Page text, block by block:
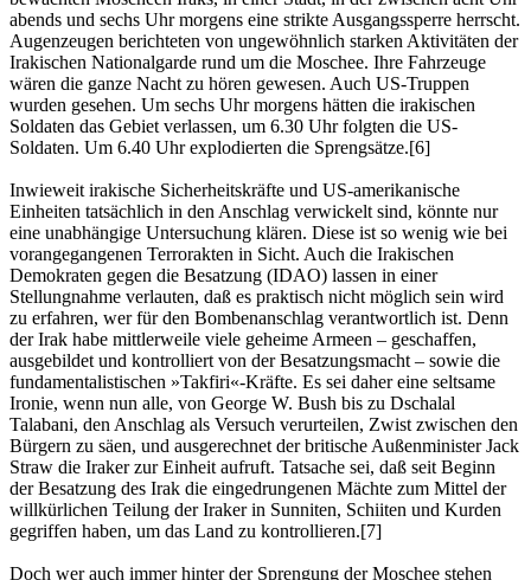
abends und sechs Uhr morgens eine strikte Ausgangssperre herrscht.
Augenzeugen berichteten von ungewöhnlich starken Aktivitäten der
Irakischen Nationalgarde rund um die Moschee. Ihre Fahrzeuge
wären die ganze Nacht zu hören gewesen. Auch US-Truppen
wurden gesehen. Um sechs Uhr morgens hätten die irakischen
Soldaten das Gebiet verlassen, um 6.30 Uhr folgten die US-
Soldaten. Um 6.40 Uhr explodierten die Sprengsätze.[6]
Inwieweit irakische Sicherheitskräfte und US-amerikanische
Einheiten tatsächlich in den Anschlag verwickelt sind, könnte nur
eine unabhängige Untersuchung klären. Diese ist so wenig wie bei
vorangegangenen Terrorakten in Sicht. Auch die Irakischen
Demokraten gegen die Besatzung (IDAO) lassen in einer
Stellungnahme verlauten, daß es praktisch nicht möglich sein wird
zu erfahren, wer für den Bombenanschlag verantwortlich ist. Denn
der Irak habe mittlerweile viele geheime Armeen – geschaffen,
ausgebildet und kontrolliert von der Besatzungsmacht – sowie die
fundamentalistischen »Takfiri«-Kräfte. Es sei daher eine seltsame
Ironie, wenn nun alle, von George W. Bush bis zu Dschalal
Talabani, den Anschlag als Versuch verurteilen, Zwist zwischen den
Bürgern zu säen, und ausgerechnet der britische Außenminister Jack
Straw die Iraker zur Einheit aufruft. Tatsache sei, daß seit Beginn
der Besatzung des Irak die eingedrungenen Mächte zum Mittel der
willkürlichen Teilung der Iraker in Sunniten, Schiiten und Kurden
gegriffen haben, um das Land zu kontrollieren.[7]
Doch wer auch immer hinter der Sprengung der Moschee stehen